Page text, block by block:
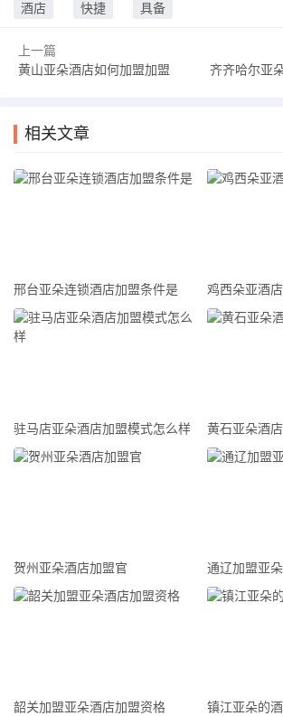
求。加盟者最好拥有一定的酒店管理经验或
点以及市场竞争的情况，从而更好地开展业
除了上述条件外，加盟者还需要具备一定的
但加盟者也需要在本地市场上具备一定的敏
盟者需要具备合法的营业场所及相关证照，
酒店 快捷 具备
上一篇
黄山亚朵酒店如何加盟加盟
齐齐哈尔亚朵
相关文章
邢台亚朵连锁酒店加盟条件是 鸡西朵亚酒
驻马店亚朵酒店加盟模式怎么样 黄石亚朵酒
贺州亚朵酒店加盟官 通辽加盟亚
韶关加盟亚朵酒店加盟资格 镇江亚朵的